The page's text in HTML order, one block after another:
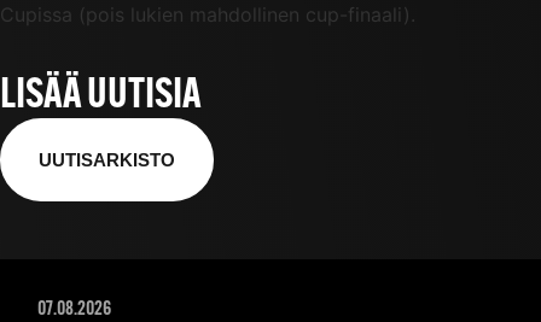
Cupissa (pois lukien mahdollinen cup-finaali).
LISÄÄ UUTISIA
UUTISARKISTO
07.08.2026